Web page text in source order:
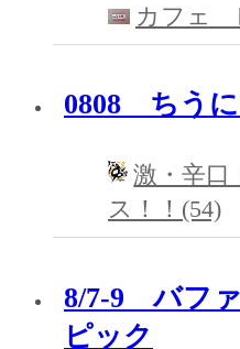
カフェ
0808 ちう
激・辛口
ス！！(54)
8/7-9 バファ
ピック